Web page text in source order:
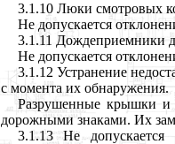
3.1.10 Люки смотровых
Не допускается
3.1.11 Дождеприемники
Не допускается
3.1.12 Устранение
с момента их обнаружения.
Разрушенные крышки и
дорожными знаками. Их
3.1.13 Не допускается